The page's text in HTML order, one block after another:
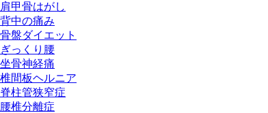
肩甲骨はがし
背中の痛み
骨盤ダイエット
ぎっくり腰
坐骨神経痛
椎間板ヘルニア
脊柱管狭窄症
腰椎分離症